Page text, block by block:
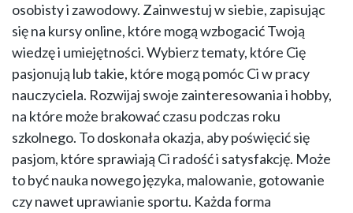
osobisty i zawodowy. Zainwestuj w siebie, zapisując
się na kursy online, które mogą wzbogacić Twoją
wiedzę i umiejętności. Wybierz tematy, które Cię
pasjonują lub takie, które mogą pomóc Ci w pracy
nauczyciela. Rozwijaj swoje zainteresowania i hobby,
na które może brakować czasu podczas roku
szkolnego. To doskonała okazja, aby poświęcić się
pasjom, które sprawiają Ci radość i satysfakcję. Może
to być nauka nowego języka, malowanie, gotowanie
czy nawet uprawianie sportu. Każda forma